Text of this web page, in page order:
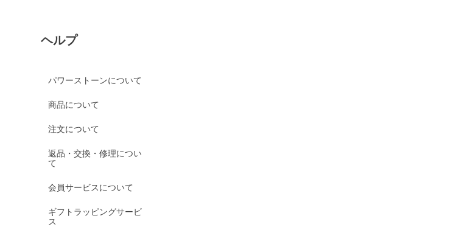
ヘルプ
パワーストーンについて
商品について
注文について
返品・交換・修理につい
て
会員サービスについて
ギフトラッピングサービ
ス